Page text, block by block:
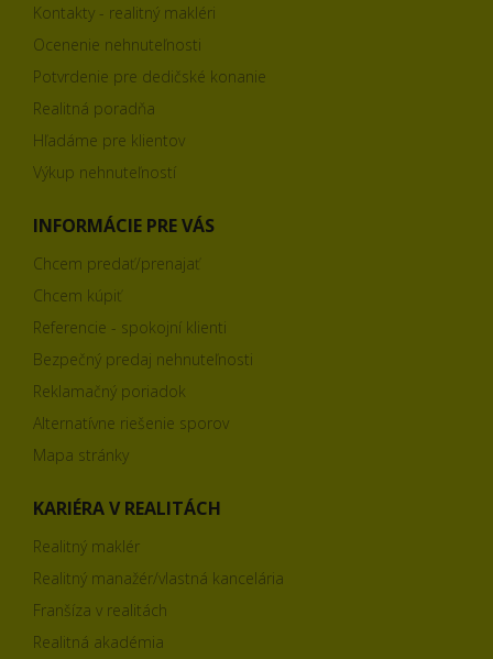
Kontakty - realitný makléri
Ocenenie nehnuteľnosti
Potvrdenie pre dedičské konanie
Realitná poradňa
Hľadáme pre klientov
Výkup nehnuteľností
INFORMÁCIE PRE VÁS
Chcem predať/prenajať
Chcem kúpiť
Referencie - spokojní klienti
Bezpečný predaj nehnuteľnosti
Reklamačný poriadok
Alternatívne riešenie sporov
Mapa stránky
KARIÉRA V REALITÁCH
Realitný maklér
Realitný manažér/vlastná kancelária
Franšíza v realitách
Realitná akadémia